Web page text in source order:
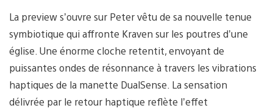
La preview s’ouvre sur Peter vêtu de sa nouvelle tenue
symbiotique qui affronte Kraven sur les poutres d’une
église. Une énorme cloche retentit, envoyant de
puissantes ondes de résonnance à travers les vibrations
haptiques de la manette DualSense. La sensation
délivrée par le retour haptique reflète l’effet